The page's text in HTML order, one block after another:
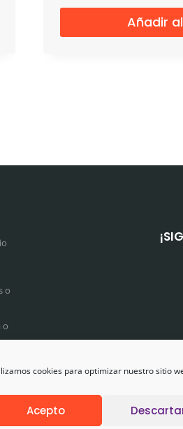
cookies para optimizar nuestro sitio
Acepto
era:es:
Añadir
o
o